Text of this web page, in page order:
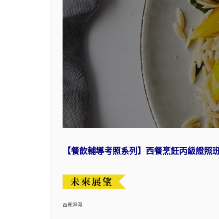
【餐飲輔導考照系列】西餐烹飪丙級證照
西餐證照